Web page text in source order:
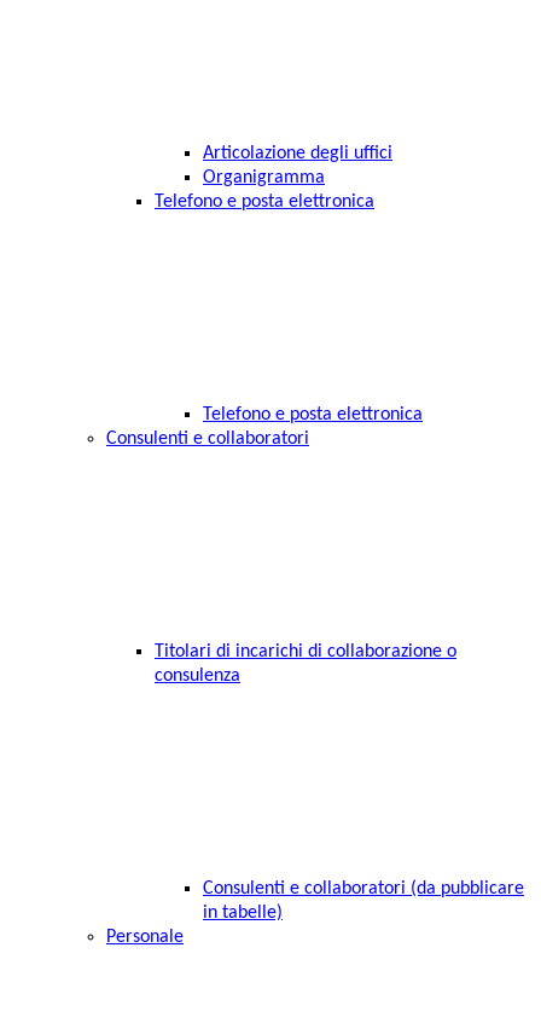
Articolazione degli uffici
Organigramma
Telefono e posta elettronica
Telefono e posta elettronica
Consulenti e collaboratori
Titolari di incarichi di collaborazione o
consulenza
Consulenti e collaboratori (da pubblicare
in tabelle)
Personale